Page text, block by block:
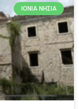
ΙΌΝΙΑ ΝΗΣΙΆ